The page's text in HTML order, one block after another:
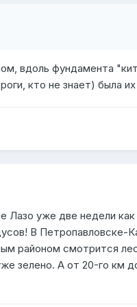
вдоль фундамента
кто не знает) была
Лазо уже две недели
В Петропавловске-
районом смотрится
зелено. А от 20-го км